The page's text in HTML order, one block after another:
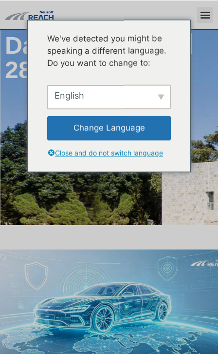
Day: 2023年12月
28日
We've detected you might be
speaking a different language.
Do you want to change to:
English
Change Language
Close and do not switch language